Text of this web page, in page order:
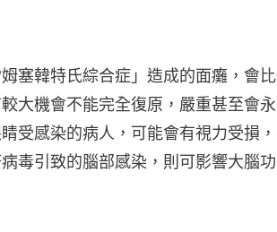
塞韓特氏綜合症」造成的面癱，會
大機會不能完全復原，嚴重甚至會
受感染的病人，可能會有視力受損
毒引致的腦部感染，則可影響大腦